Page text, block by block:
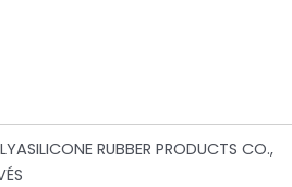
RUBBER PRODUCTS CO.,